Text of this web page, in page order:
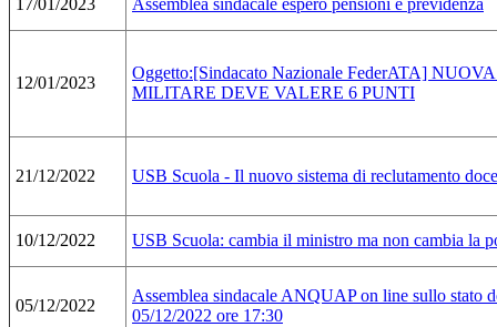
17/01/2023 Assemblea sindacale espero pensioni e previdenza
12/01/2023
Oggetto:[Sindacato Nazionale FederATA]
MILITARE DEVE VALERE 6 PUNTI
21/12/2022 USB Scuola - Il nuovo sistema di reclutamento
10/12/2022 USB Scuola: cambia il ministro ma non cambia la
05/12/2022
Assemblea sindacale ANQUAP on line sullo stato
05/12/2022 ore 17:30